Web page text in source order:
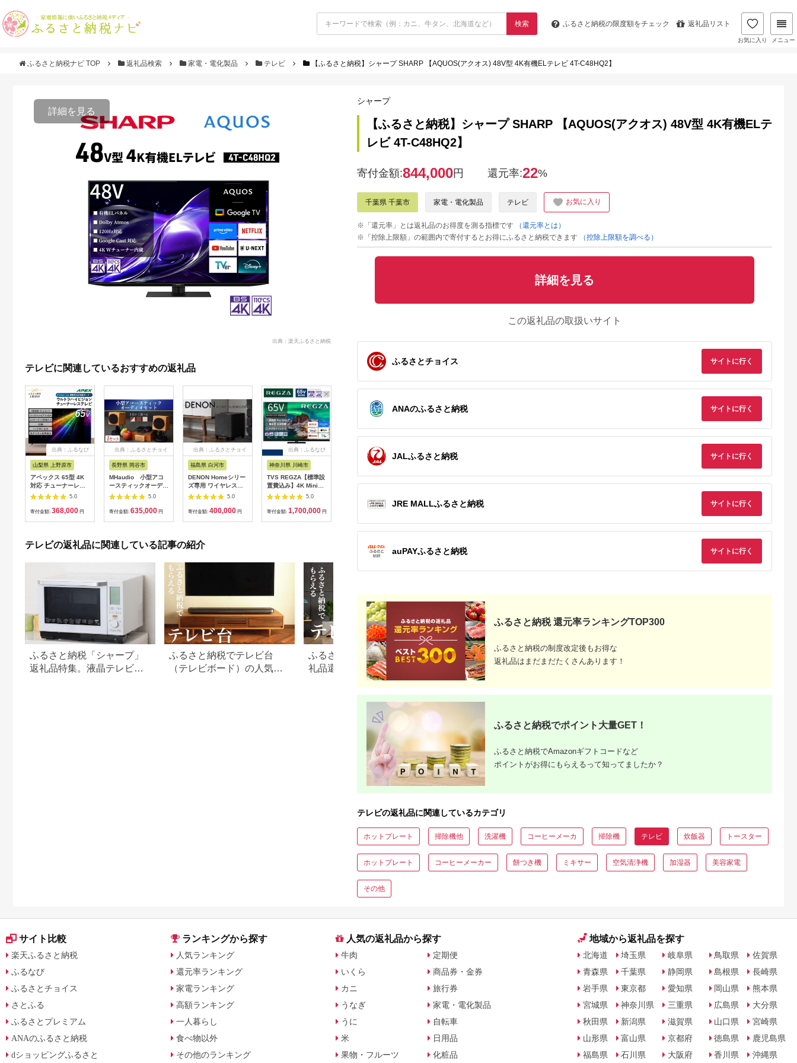
検索 ふるさと納税の限度額をチェック 返礼品リスト
お気に入り メニュー
ふるさと納税ナビ TOP 返礼品検索 家電・電化製品 テレビ 【ふるさと納税】シャープ SHARP 【AQUOS(アクオス) 48V型 4K有機ELテレビ 4T-C48HQ2】
詳細を見る
出典：楽天ふるさと納税
テレビに関連しているおすすめの返礼品
出典：ふるなび
山梨県 上野原市
アペックス 65型 4K
対応 チューナーレス
ウルトラハイビジョン
AP65DPX)
5.0
寄付金額: 368,000 円
出典：ふるさとチョイ
長野県 岡谷市
MHaudio 小型アコ
ースティックオーディ
オセット
5.0
寄付金額: 635,000 円
出典：ふるさとチョイ
福島県 白河市
DENON Homeシリー
ズ専用 ワイヤレス・
サブウーハー
［DENONHOMESUB
K］ F21R-844
5.0
寄付金額: 400,000 円
出典：ふるなび
神奈川県 川崎市
TVS REGZA【標準設
置費込み】4K Mini
LED液晶テレビ
REGZA ( レグザ )
Z970Rシリーズ 65V
イムシフトマシン搭載
フラッグシップモデル
ダブルウインドウ 家
電 人気 おすすめ 】
5.0
寄付金額: 1,700,000 円
出典：JRE MALLふる
さと納税
宮城県 角田市
テレビ Google液晶
TV 32V型 LT-32WGX-
109,000
【ふるなび限定】アペ
ックス 19V型 ハイビ
AP1910BJMK3
【ふるなび限定】テレ
ビ 24V型 ハイビジョ
アペックス 32V型ハ
イビジョン液晶テレビ
税
【ふるさと納税】テレ
ビ 19型 液晶テレビ
シャープ SHARP
ル コンパクト 見やす
TVS REGZA【標準
置費込み】4K有機EL
テレビ REGZA ( レグ
ザ ) X9900R シリー
X9900R series タイ
テレビの返礼品に関連している記事の紹介
ふるさと納税「シャープ」
返礼品特集。液晶テレビ
ふるさと納税でテレビ台
（テレビボード）の人気返
ふるさと納税「テレビ」返
礼品還元率ランキング！お
すすめ返礼品も紹介
ふるさと納税でテレビやダ
イソンの掃除機！長野県伊
那市返礼品の全て
シャープ
【ふるさと納税】シャープ SHARP 【AQUOS(アクオス) 48V型 4K有機ELテ
レビ 4T-C48HQ2】
寄付金額:844,000円 還元率:22%
千葉県 千葉市 家電・電化製品 テレビ お気に入り
※「還元率」とは返礼品のお得度を測る指標です
（還元率とは）
※「控除上限額」の範囲内で寄付するとお得にふるさと納税できます
（控除上限額を調べる）
詳細を見る
この返礼品の取扱いサイト
ふるさとチョイス サイトに行く
ANAのふるさと納税 サイトに行く
JALふるさと納税 サイトに行く
JRE MALLふるさと納税 サイトに行く
auPAYふるさと納税 サイトに行く
ふるさと納税 還元率ランキングTOP300
ふるさと納税の制度改定後もお得な
返礼品はまだまだたくさんあります！
ふるさと納税でポイント大量GET！
ふるさと納税でAmazonギフトコードなど
ポイントがお得にもらえるって知ってましたか？
テレビの返礼品に関連しているカテゴリ
ホットプレート 掃除機他 洗濯機 コーヒーメーカ 掃除機 テレビ 炊飯器 トースター
ホットプレート コーヒーメーカー 餅つき機 ミキサー 空気清浄機 加湿器 美容家電
その他
サイト比較
楽天ふるさと納税
ふるなび
ふるさとチョイス
さとふる
ふるさとプレミアム
ANAのふるさと納税
dショッピングふるさと
ランキングから探す
人気ランキング
還元率ランキング
家電ランキング
高額ランキング
一人暮らし
食べ物以外
その他のランキング
人気の返礼品から探す
牛肉
いくら
カニ
うなぎ
うに
米
果物・フルーツ
定期便
商品券・金券
旅行券
家電・電化製品
自転車
日用品
化粧品
地域から返礼品を探す
北海道
青森県
岩手県
宮城県
秋田県
山形県
福島県
埼玉県
千葉県
東京都
神奈川県
新潟県
富山県
石川県
岐阜県
静岡県
愛知県
三重県
滋賀県
京都府
大阪府
鳥取県
島根県
岡山県
広島県
山口県
徳島県
香川県
佐賀県
長崎県
熊本県
大分県
宮崎県
鹿児島県
沖縄県